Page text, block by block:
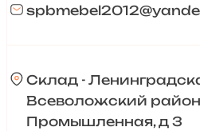
Склад -
Всеволожский
Промышленная, д 3